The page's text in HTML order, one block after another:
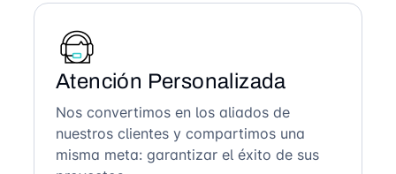
Atención Personalizada
Nos convertimos en los aliados de
nuestros clientes y compartimos una
misma meta: garantizar el éxito de sus